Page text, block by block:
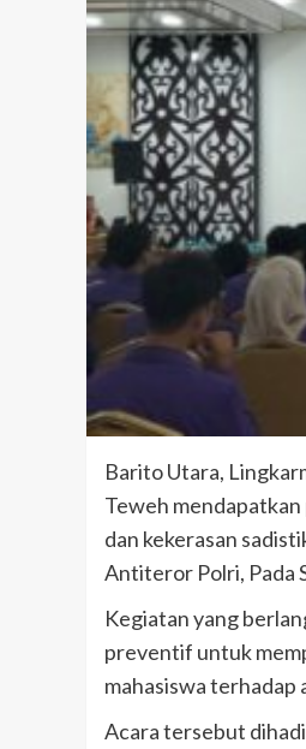
Barito Utara,
Teweh
dan kekerasan
Antiteror Polri, Pada
Kegiatan yang
preventif untuk
mahasiswa terhadap
Acara tersebut